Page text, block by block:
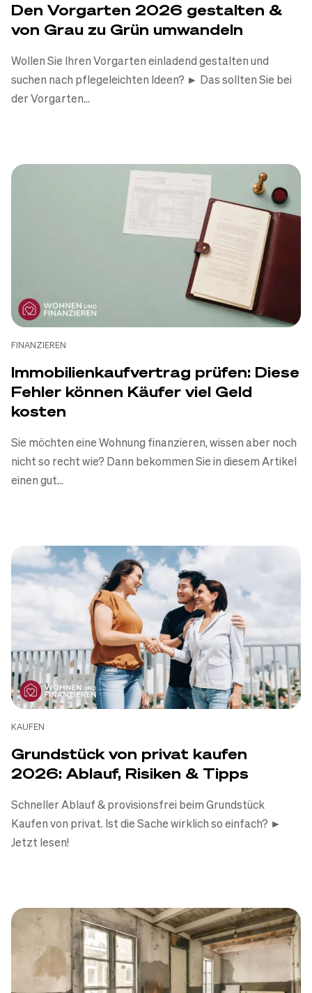
Den Vorgarten 2026 gestalten &
von Grau zu Grün umwandeln
Wollen Sie Ihren Vorgarten einladend gestalten und
suchen nach pflegeleichten Ideen? ► Das sollten Sie bei
der Vorgarten...
FINANZIEREN
Immobilienkaufvertrag prüfen: Diese
Fehler können Käufer viel Geld
kosten
Sie möchten eine Wohnung finanzieren, wissen aber noch
nicht so recht wie? Dann bekommen Sie in diesem Artikel
einen gut...
KAUFEN
Grundstück von privat kaufen
2026: Ablauf, Risiken & Tipps
Schneller Ablauf & provisionsfrei beim Grundstück
Kaufen von privat. Ist die Sache wirklich so einfach? ►
Jetzt lesen!